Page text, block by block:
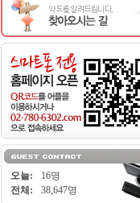
오늘:
16명
전체:
38,647명